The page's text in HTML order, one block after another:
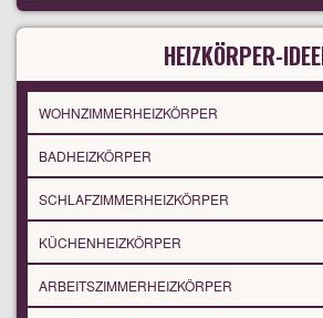
HEIZKÖRPER-
WOHNZIMMERHEIZKÖRPER
BADHEIZKÖRPER
SCHLAFZIMMERHEIZKÖRPER
KÜCHENHEIZKÖRPER
ARBEITSZIMMERHEIZKÖRPER